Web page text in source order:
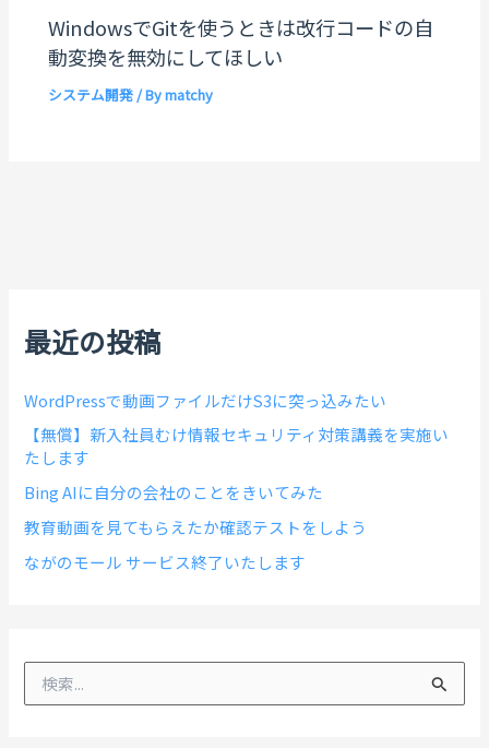
WindowsでGitを使うときは改行コードの自
動変換を無効にしてほしい
システム開発/ Bymatchy
最近の投稿
WordPressで動画ファイルだけS3に突っ込みたい
【無償】新入社員むけ情報セキュリティ対策講義を実施い
たします
Bing AIに自分の会社のことをきいてみた
教育動画を見てもらえたか確認テストをしよう
ながのモール サービス終了いたします
検